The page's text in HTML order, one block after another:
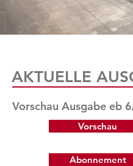
AKTUELLE
Vorschau Ausgabe eb
Vorschau
Abonnement